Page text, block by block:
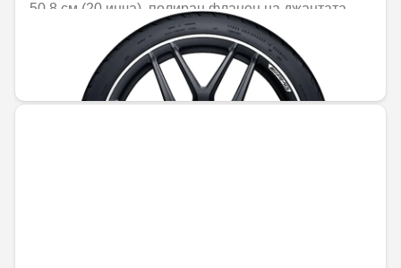
50,8 см (20 инча), полиран фланец на джантата
Не е налично онлайн
2498,82 € / 4887,27 лв.